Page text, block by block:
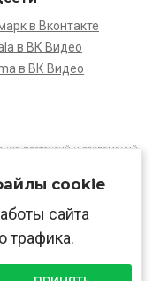
в Вконтакте
в ВК Видео
в ВК Видео
претензий и рекламаций,
от указанных на сайте.
1037739603505
в соответствии
cookie
сайта
трафика.